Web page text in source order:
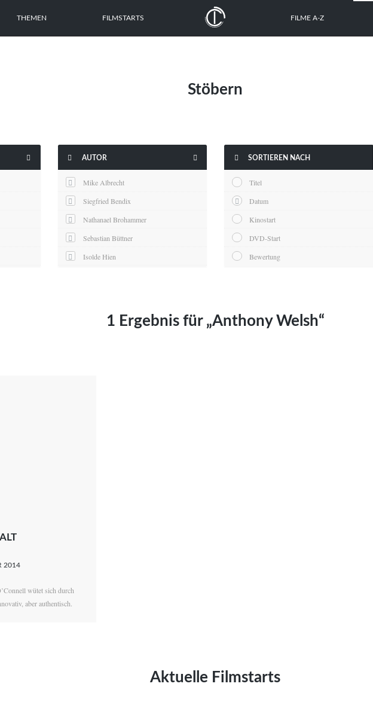
THEMEN FILMSTARTS FILME A-Z
Stöbern
  AUTOR 
Mike Albrecht
Siegfried Bendix
Nathanael Brohammer
Sebastian Büttner
Isolde Hien
Maximilian Kosing
 SORTIEREN NACH
Titel
Datum
Kinostart
DVD-Start
Bewertung
1 Ergebnis für „Anthony Welsh“
2014
wütet sich durch
aber authentisch.
Aktuelle Filmstarts